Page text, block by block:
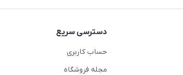
دسترسی سریع
حساب کاربری
مجله فروشگاه